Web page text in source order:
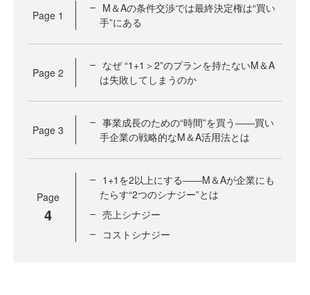
Page 1
M＆Aの条件交渉では最終決定権は“買い
手”にある
Page 2
なぜ “1+1＞2”のプランを持たないM＆A
は失敗してしまうのか
Page 3
事業成長のための“時間”を買う――買い
手企業の戦略的なM＆A活用法とは
Page
4
1+1を2以上にする――M＆Aが企業にも
たらす“2つのシナジー”とは
売上シナジー
コストシナジー